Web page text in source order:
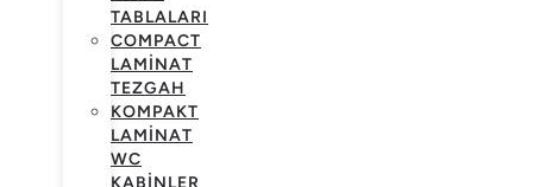
TABLALARI
COMPACT
LAMINAT
TEZGAH
KOMPAKT
LAMINAT
WC